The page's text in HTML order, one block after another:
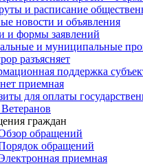
и расписание
новости и объявления
и формы заявлений
и муниципальные
разъясняет
поддержка
приемная
для оплаты
граждан
обращений
обращений
приемная